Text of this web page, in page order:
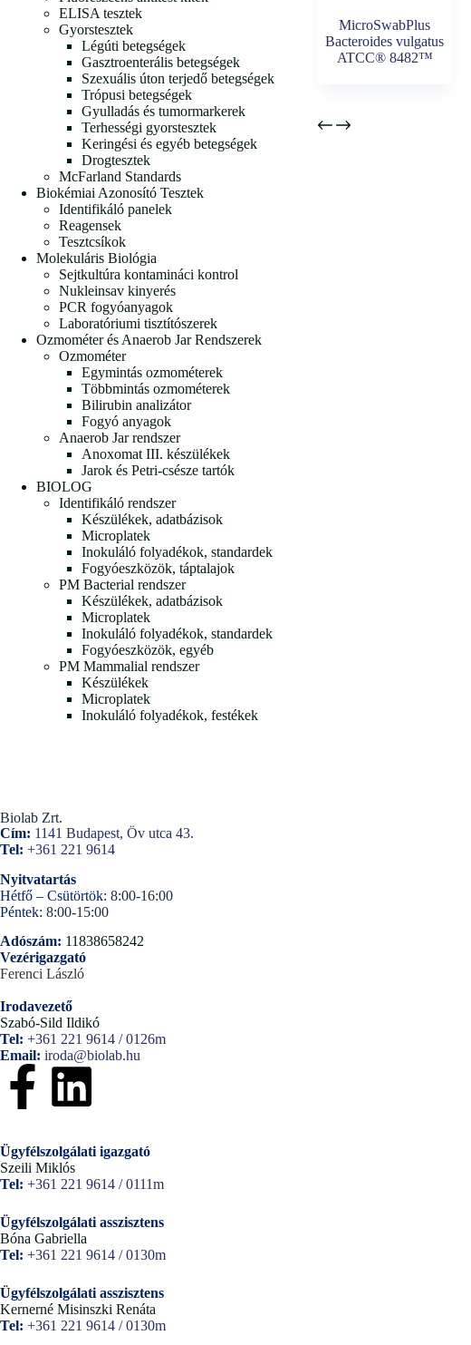
MicroSwabPlus
Bacteroides vulgatus
ATCC® 8482™
ELISA tesztek
Gyorstesztek
Légúti betegségek
Gasztroenterális betegségek
Szexuális úton terjedő betegségek
Trópusi betegségek
Gyulladás és tumormarkerek
Terhességi gyorstesztek
Keringési és egyéb betegségek
Drogtesztek
McFarland Standards
Biokémiai Azonosító Tesztek
Identifikáló panelek
Reagensek
Tesztcsíkok
Molekuláris Biológia
Sejtkultúra kontamináci kontrol
Nukleinsav kinyerés
PCR fogyóanyagok
Laboratóriumi tisztítószerek
Ozmométer és Anaerob Jar Rendszerek
Ozmométer
Egymintás ozmométerek
Többmintás ozmométerek
Bilirubin analizátor
Fogyó anyagok
Anaerob Jar rendszer
Anoxomat III. készülékek
Jarok és Petri-csésze tartók
BIOLOG
Identifikáló rendszer
Készülékek, adatbázisok
Microplatek
Inokuláló folyadékok, standardek
Fogyóeszközök, táptalajok
PM Bacterial rendszer
Készülékek, adatbázisok
Microplatek
Inokuláló folyadékok, standardek
Fogyóeszközök, egyéb
PM Mammalial rendszer
Készülékek
Microplatek
Inokuláló folyadékok, festékek
Biolab Zrt.
Cím: 1141 Budapest, Öv utca 43.
Tel: +361 221 9614
Nyitvatartás
Hétfő – Csütörtök: 8:00-16:00
Péntek: 8:00-15:00
Adószám: 11838658242
Vezérigazgató
Ferenci László
Irodavezető
Szabó-Sild Ildikó
Tel: +361 221 9614 / 0126m
Email: iroda@biolab.hu
Ügyfélszolgálati igazgató
Szeili Miklós
Tel: +361 221 9614 / 0111m
Ügyfélszolgálati asszisztens
Bóna Gabriella
Tel: +361 221 9614 / 0130m
Ügyfélszolgálati asszisztens
Kernerné Misinszki Renáta
Tel: +361 221 9614 / 0130m